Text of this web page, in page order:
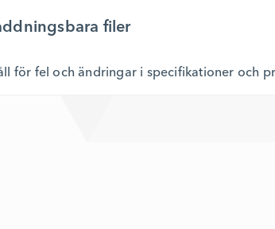
filer
för fel och ändringar i specifikationer och